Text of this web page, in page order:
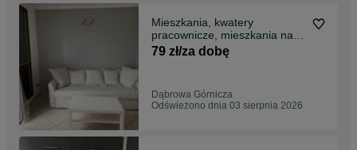
Mieszkania, kwatery
pracownicze, mieszkania na
doby, apartament ,noclegi dla
pracowników Dąbrowa
79 zł/za dobę
Dąbrowa Górnicza
Odświeżono dnia 03 sierpnia 2026